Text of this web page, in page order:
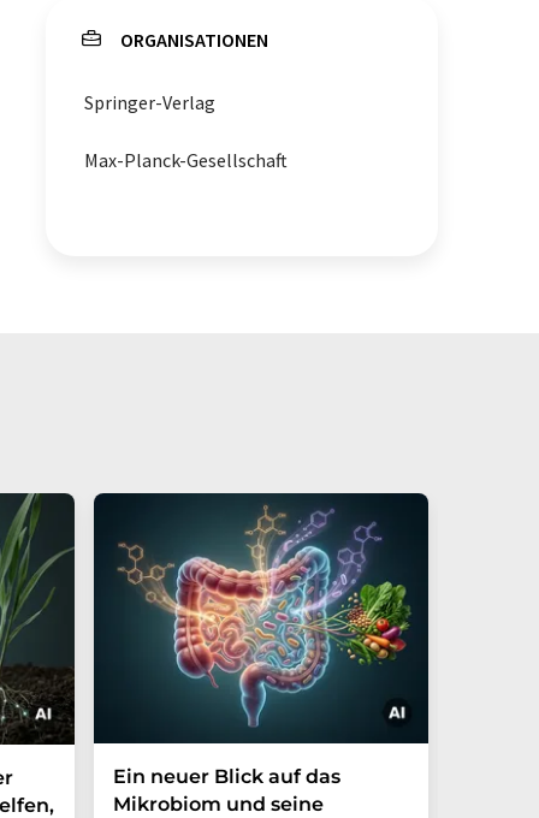
ORGANISATIONEN
Springer-Verlag
Max-Planck-Gesellschaft
Ein neuer Blick auf das
Mikrobiom und seine